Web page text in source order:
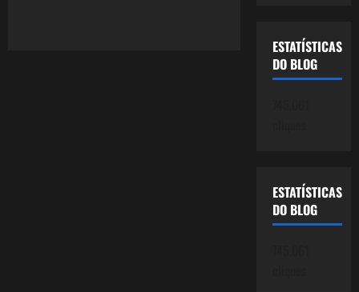
ESTATÍSTICAS
DO BLOG
ESTATÍSTICAS
DO BLOG